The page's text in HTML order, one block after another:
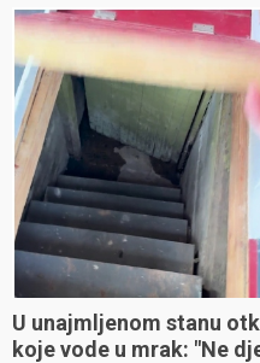
U unajmljenom stanu
koje vode u mrak: "Ne